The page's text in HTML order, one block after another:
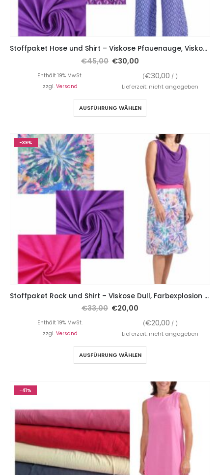
Stoffpaket Hose und Shirt – Viskose Pfauenauge, Viskosejersey Lila, inkl. Gummiband
€45,00 €30,00
Enthält 19% MwSt. (€30,00 / )
zzgl. Versand Lieferzeit: nicht angegeben
AUSFÜHRUNG WÄHLEN
-39%
Stoffpaket Rock und Shirt – Viskose Dull, Farbexplosion bunt, Viskosejersey Lila oder Pink, inkl. Gummiband
€33,00 €20,00
Enthält 19% MwSt. (€20,00 / )
zzgl. Versand Lieferzeit: nicht angegeben
AUSFÜHRUNG WÄHLEN
-41%